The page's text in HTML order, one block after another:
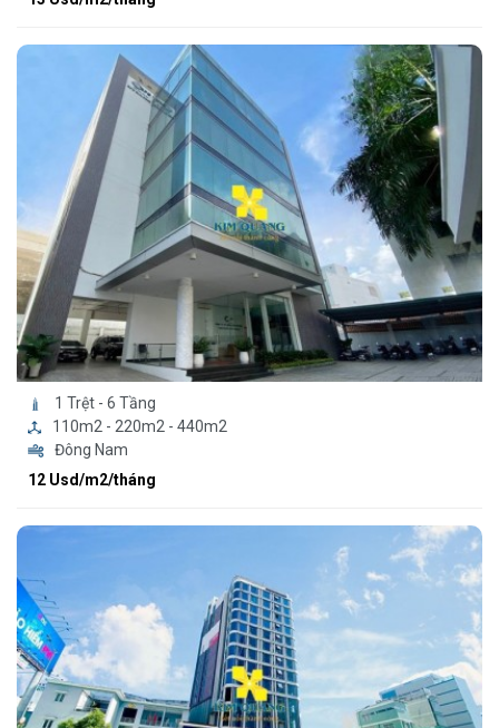
1 Trệt - 6 Tầng
110m2 - 220m2 - 440m2
Đông Nam
12 Usd/m2/tháng